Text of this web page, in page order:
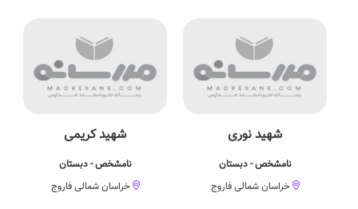
شهید نوری
نامشخص - دبستان
خراسان شمالی فاروج
شهید کریمی
نامشخص - دبستان
خراسان شمالی فاروج